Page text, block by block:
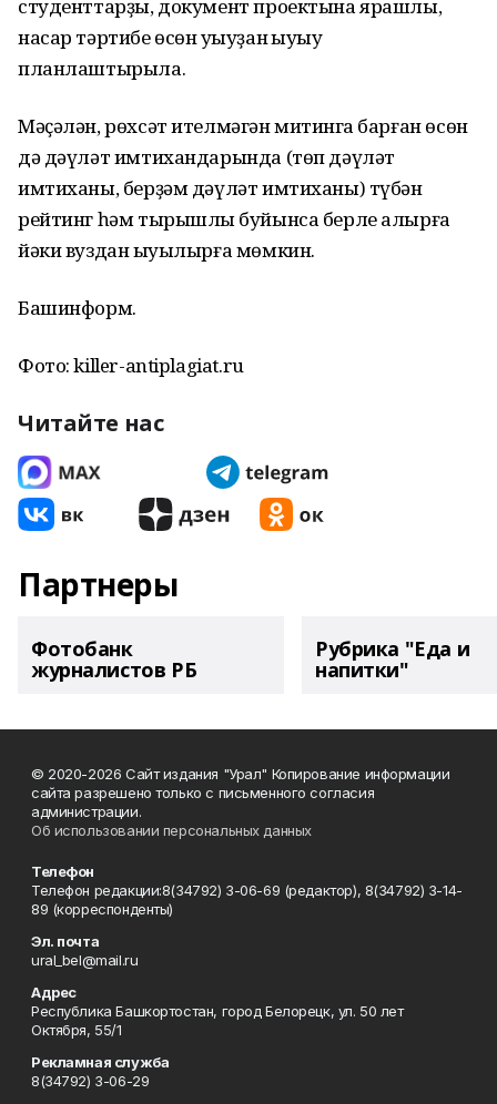
студенттарҙы, документ проектына ярашлы,
насар тәртибе өсөн уҡыуҙан ҡыуыу
планлаштырыла.
Мәҫәлән, рөхсәт ителмәгән митингҡа барған өсөн
дә дәүләт имтихандарында (төп дәүләт
имтиханы, берҙәм дәүләт имтиханы) түбән
рейтинг һәм тырышлыҡ буйынса берле алырға
йәки вуздан ҡыуылырға мөмкин.
Башинформ.
Фото: killer-antiplagiat.ru
Читайте нас
Партнеры
Фотобанк
журналистов РБ
Рубрика "Еда и
напитки"
© 2020-2026 Сайт издания "Урал" Копирование информации
сайта разрешено только с письменного согласия
администрации.
Об использовании персональных данных
Телефон
Телефон редакции:8(34792) 3-06-69 (редактор), 8(34792) 3-14-
89 (корреспонденты)
Эл. почта
ural_bel@mail.ru
Адрес
Республика Башкортостан, город Белорецк, ул. 50 лет
Октября, 55/1
Рекламная служба
8(34792) 3-06-29